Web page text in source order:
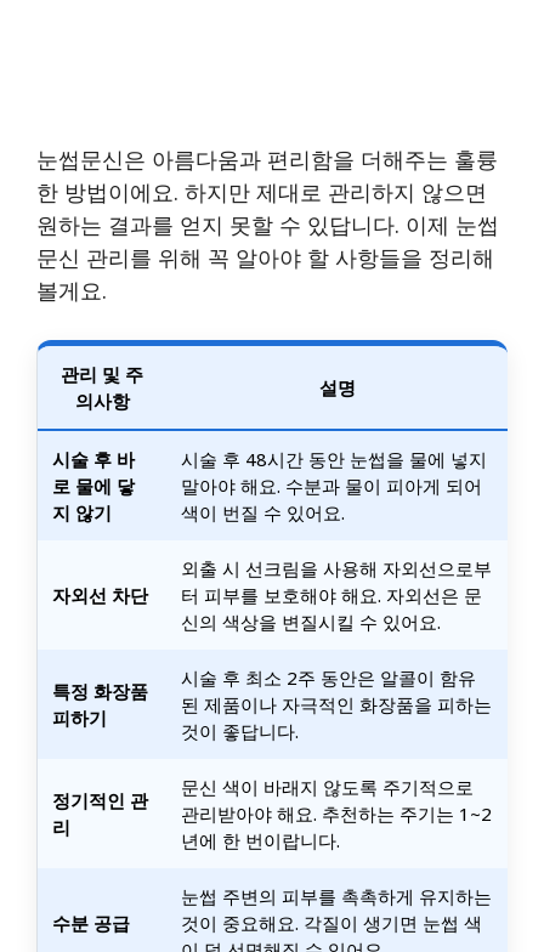
눈썹문신은 아름다움과 편리함을 더해주는 훌륭
한 방법이에요. 하지만 제대로 관리하지 않으면
원하는 결과를 얻지 못할 수 있답니다. 이제 눈썹
문신 관리를 위해 꼭 알아야 할 사항들을 정리해
볼게요.
관리 및 주
의사항
설명
시술 후 바
로 물에 닿
지 않기
시술 후 48시간 동안 눈썹을 물에 넣지
말아야 해요. 수분과 물이 피아게 되어
색이 번질 수 있어요.
자외선 차단
외출 시 선크림을 사용해 자외선으로부
터 피부를 보호해야 해요. 자외선은 문
신의 색상을 변질시킬 수 있어요.
특정 화장품
피하기
시술 후 최소 2주 동안은 알콜이 함유
된 제품이나 자극적인 화장품을 피하는
것이 좋답니다.
정기적인 관
리
문신 색이 바래지 않도록 주기적으로
관리받아야 해요. 추천하는 주기는 1~2
년에 한 번이랍니다.
수분 공급
눈썹 주변의 피부를 촉촉하게 유지하는
것이 중요해요. 각질이 생기면 눈썹 색